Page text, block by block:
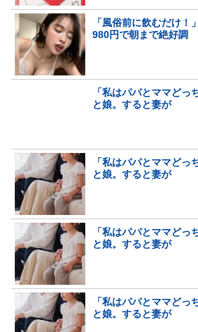
「風俗前に飲むだけ！
980円で朝まで絶好調
「私はパパとママどっ
と娘。すると妻が
「私はパパとママどっ
と娘。すると妻が
「私はパパとママどっ
と娘。すると妻が
「私はパパとママどっ
と娘。すると妻が